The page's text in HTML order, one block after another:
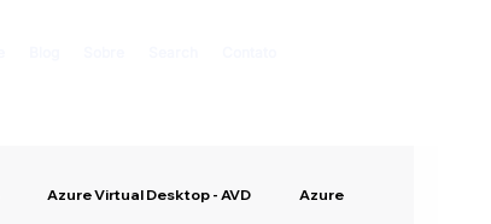
Azure Virtual Desktop - AVD Azure